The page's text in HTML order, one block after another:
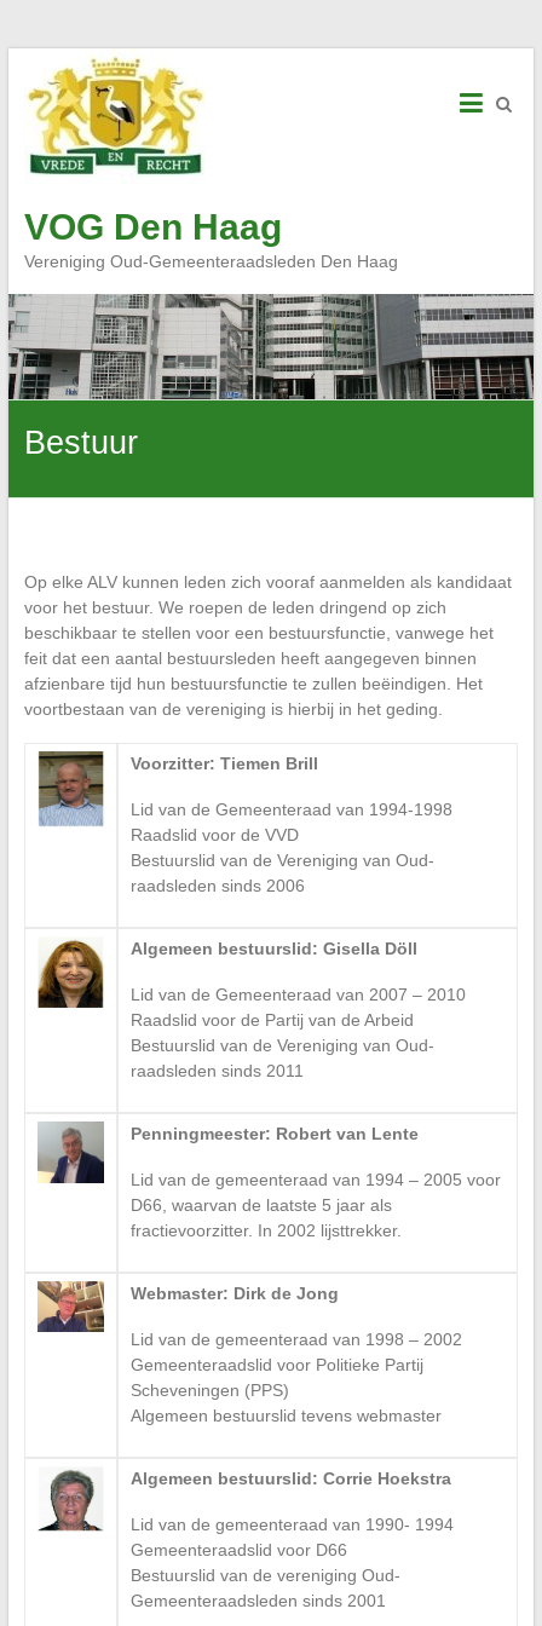
content
VOG Den Haag
Vereniging Oud-Gemeenteraadsleden Den Haag
Bestuur
Op elke ALV kunnen leden zich vooraf aanmelden als kandidaat
voor het bestuur. We roepen de leden dringend op zich
beschikbaar te stellen voor een bestuursfunctie, vanwege het
feit dat een aantal bestuursleden heeft aangegeven binnen
afzienbare tijd hun bestuursfunctie te zullen beëindigen. Het
voortbestaan van de vereniging is hierbij in het geding.
Voorzitter: Tiemen Brill
Lid van de Gemeenteraad van 1994-1998
Raadslid voor de VVD
Bestuurslid van de Vereniging van Oud-
raadsleden sinds 2006
Algemeen bestuurslid: Gisella Döll
Lid van de Gemeenteraad van 2007 – 2010
Raadslid voor de Partij van de Arbeid
Bestuurslid van de Vereniging van Oud-
raadsleden sinds 2011
Penningmeester: Robert van Lente
Lid van de gemeenteraad van 1994 – 2005 voor
D66, waarvan de laatste 5 jaar als
fractievoorzitter. In 2002 lijsttrekker.
Webmaster: Dirk de Jong
Lid van de gemeenteraad van 1998 – 2002
Gemeenteraadslid voor Politieke Partij
Scheveningen (PPS)
Algemeen bestuurslid tevens webmaster
Algemeen bestuurslid: Corrie Hoekstra
Lid van de gemeenteraad van 1990- 1994
Gemeenteraadslid voor D66
Bestuurslid van de vereniging Oud-
Gemeenteraadsleden sinds 2001